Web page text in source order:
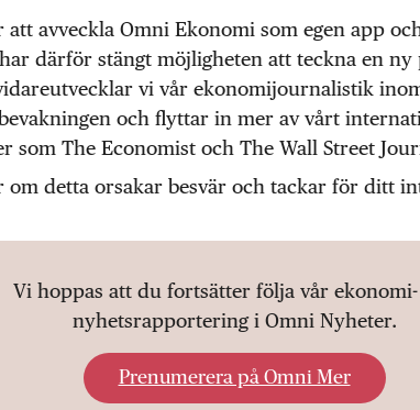
att avveckla Omni Ekonomi som egen app
därför stängt möjligheten att teckna en
vi vår ekonomijournalistik
och flyttar in mer av vårt
som The Economist och The Wall Street
om detta orsakar besvär och tackar för ditt
Vi hoppas att du fortsätter följa vår
nyhetsrapportering i Omni Nyheter.
Prenumerera på Omni Mer